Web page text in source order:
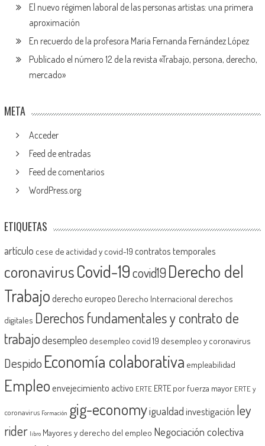
El nuevo régimen laboral de las personas artistas: una primera
aproximación
En recuerdo de la profesora María Fernanda Fernández López
Publicado el número 12 de la revista «Trabajo, persona, derecho,
mercado»
META
Acceder
Feed de entradas
Feed de comentarios
WordPress.org
ETIQUETAS
artículo cese de actividad y covid-19 contratos temporales
coronavirusCovid-19covid19 Derecho del
Trabajoderecho europeo Derecho Internacional derechos
digitales Derechos fundamentales y contrato de
trabajodesempleo desempleo covid 19 desempleo y coronavirus
Despido Economía colaborativa empleabilidad
Empleoenvejecimiento activo ERTE ERTE por fuerza mayor ERTE y
coronavirus Formación gig-economyigualdadinvestigación ley
rider libro Mayores y derecho del empleo Negociación colectiva